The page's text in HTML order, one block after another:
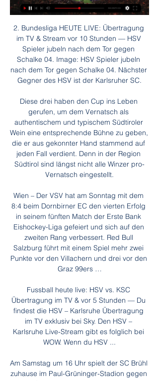
2. Bundesliga HEUTE LIVE: Übertragung im TV & Stream vor 10 Stunden — HSV Spieler jubeln nach dem Tor gegen Schalke 04. Image: HSV Spieler jubeln nach dem Tor gegen Schalke 04. Nächster Gegner des HSV ist der Karlsruher SC.

Diese drei haben den Cup ins Leben gerufen, um dem Vernatsch als authentischem und typischem Südtiroler Wein eine entsprechende Bühne zu geben, die er aus gekonnter Hand stammend auf jeden Fall verdient. Denn in der Region Südtirol sind längst nicht alle Winzer pro-Vernatsch eingestellt.

Wien – Der VSV hat am Sonntag mit dem 8:4 beim Dornbirner EC den vierten Erfolg in seinem fünften Match der Erste Bank Eishockey-Liga gefeiert und sich auf den zweiten Rang verbessert. Red Bull Salzburg führt mit einem Spiel mehr zwei Punkte vor den Villachern und drei vor den Graz 99ers …

Fussball heute live: HSV vs. KSC Übertragung im TV & vor 5 Stunden — Du findest die HSV – Karlsruhe Übertragung im TV exklusiv bei Sky. Den HSV – Karlsruhe Live-Stream gibt es folglich bei WOW. Wenn du HSV ...

Am Samstag um 16 Uhr spielt der SC Brühl zuhause im Paul-Grüninger-Stadion gegen die AC Bellinzona. Zurzeit belegen die Tessiner. 4. Oktober 2019.. Nach der Niederlage gegen den Aufsteiger Etoile Carouge hatten die Brühler einiges gut zu machen und siegten schliesslich verdient mit. 31. August 2019.

Schauen Sie sich mal die Infografik für das Spiel Jönköpings Södra vs IK Brage an - Sporticos.com ist ein Webservice, der Spieltagsprognosen in einer attraktiven Form von Infografiken präsentiert. Cookies policy This website uses cookies for constant improvement of functioning of the service.

pm Ferndorf. Einmal noch alles reinwerfen, einmal noch 60 Minuten volle Power und Konzentration – dann steht die wohlverdiente Pause bevor. Insgesamt 17 Wochen haben die Zweitliga-Handballer des.

Ganser trat 2001 eine Stelle bei der Denkfabrik Avenir Suisse an. Zwei Jahre später trennte man sich von ihm, weil er bei seinen Vorgesetzten mit Verschwörungstheorien Aufsehen erregte und weil man das Prestige und die Glaubwürdigkeit des Thinktanks nicht schädigen wollte. Anschliessend war er kurzzeitig an der ETH Zürich tätig.

Koch und Kozek hatten zu Beginn die besten Gelegenheiten für die Klagenfurter. Nach einer Viertelstunde war es Weihager, der die erste Strafe des Spiels ausfasste, die Gäste blieben aber ungefährlich und vergaben auch ihr 27.. Graz 99ers feiert knappen Auswärtssieg bei Fehervar.

HC Pustertal - Eishockey, Italien. Deutsch; English; Français; Español; Polski; Русский. Fussball; Tennis; Basketball; Eishockey; Handball; Volleyball

Karlsruher SC gegen Hamburger SV: 2. Bundesliga heute 07.08.2023 — Spieltag der 2. Fußball-Bundesliga empfängt der Karlsruher SC den Hamburger SV. So sehen Sie die Partie im TV und im Stream. Karlsruhe – In der ...

Aufstellung | FC Juniors OÖ - Wattens | 10.05.2019 – Holen Sie sich die neuesten Nachrichten, Ergebnisse, Spielpläne, Video-Highlights und mehr von Sky Sport

Nachdem alles angerichtet ist und morgen Abend mit dem Schlager RAPID gegen Salzburg die 46. Saison der Österreichischen Fußball-Bundesliga angepfiffen wird, anbei bitte noch die letzten Daten und Fakten: SK Rapid Wien – FC Red Bull Salzburg Freitag, 26.07.2019, 20:45 Uhr, Allianz Stadion (live bei Sky), Schiedsrichter Alexander Harkam.

Dort entdeckte Red Bull bei Spielen der U7 sein Talent. Heuer im Frühjahr fragte Red Bull wieder um Lukas an – erfolgreich. Schwere Entscheidung Unter anderem kickte der junge Überflieger nun bereits gegen Sturm Graz, Rapid Wien, Admira, London Fulham, Werder Bremen, Karlsruhe, Red Bull Leipzig und Slovan Bratislava.

HSV vs. KSC, Übertragung: 2. Bundesliga heute live im TV 16.04.2022 — HSV vs. KSC, Übertragung: 2. Bundesliga heute live im TV, Livestream und Liveticker. Von Marko Brkic. 16. April 2022 - 07:30 Uhr.

29.08.02, 00:00 Uhr Stehe weiterhin auf der Matte Salih Sahin ist in hiesigen Ringer-Kreisen kein Unbekannter. Zusammen mit seinen zwei Brüdern Murat und Erol wechselte er vor zehn Jahren von.

August um 17.00 Uhr gegen die zweite Mannschaft des Grasshoppers Club Zürich. Ein optimaler Gegner, um erfolgreich in die neue Saison zu starten! Auch infrastrukturell tut sich etwas auf dem Seefeld. Ein neuer Kunstrasen muss her, da der alte Teppich bereits fast 15 Jahre auf dem Buckel hat.

Erlebe USC Münster - Ladies in Black Aachen (Münster) Tickets in Münster: Veranstaltungsinfos Tickets Termine - meinestadt.de. Rubrik auswählen. Münster Schön, dass du da bist. Sag uns bitte kurz, in welchem Ort du suchst. Ort auswählen Veranstaltungen.

2. Bundesliga live: KSC - HSV Übertragung im TV & Stream 03.08.2023 — KSC - HSV live im TV und Stream: 2. Bundesliga heute live sehen! Alle Infos zur Karlsruher SC - Hamburger SV Übertragung im TV & Stream.

Für ein Torfestival sorgten die SCP07-Kicker im ersten Testspiel zur Vorbereitung auf die Bundesliga-Saison 2019/2020. Beim A-Kreisligisten VfB Salzkotten siegten die Paderborner vor 1.500 Zuschauern mit 20:0 (7:0). Gleich drei Mal trugen sich Neuzugang Cauly Oliveira Souza und Ben Zolinski in die Torschützenliste ein.

Adler Mannheim Ergebnisse und Ansetzungen - Verfolgen Sie Adler Mannheim Live Ergebnisse, Ergebnisse, Ansetzungen und Match Details auf Scoreboard.com.

FC Breitenrain . Meisterschaft Promotion League / - / - Spielnummer 105960 Sandreutenen, Münsingen - Hauptplatz Mo 11.11.2019 20:15 FC Münsingen - FC Köniz. FC Thun Berner Oberland II (2. Int.) Trainingsspiele Spielnummer 711330 Sandreutenen, Münsingen - Kunststoffrasenplatz Fr …

2. Liga: So sehen Sie heute HSV gegen KSC im TV & Stream 06.08.2023 — Karlsruher SC – Hamburger SV live im TV & Stream. Das Zweitliga-Duell der beiden Klubs läuft am Sonntag beim Streaming-Anbieter WOW (Anzeige) ...

HSV (Hamburger SV) vs. KSC (Karlsruher SC): TV, LIVE- vor 2 Stunden — Das Spiel Hamburger SV gegen den Karlsruher SC läuft im LIVE-STREAM bei Sky Go. Bei Sky Go können Sky-Kunden mit dem Bundesliga-Paket das ...

Hannover 96 vs. Arminia Bielefeld Tipp Analyse . 6. Spieltag in der zweiten Bundesliga. Ein Spiel, daß eigentlich nur Remis ausgehen kann. Absteiger 96 bisher eher enttäuschend mit einer 1-3-1 Bilanz unterwegs, das dürfte aber eine Folge des großen Personalumbruchs sein, 18 …

Eigentlich ein klares Ding für uns. Von 17 Spielen konnte Augsburg 2 für sich entscheiden, während 10 Siege für uns zu Buche stehen. Leider ist aber ein Augsburger Sieg davon aus der letzten.

Karlsruher SC – HSV live: Wer zeigt die Zweitligapartie 06.08.2023 — Zweiter Spieltag in der 2. Liga. So sehen Sie Karlsruhe gegen Hamburg live im TV und Stream.

Die Fußball-Landesliga Westfalen ist seit der Saison 2012/13 die dritthöchste Spielklasse des Fußball- und Leichtathletik-Verbandes Westfalen im Männerfußball und ist auf der siebthöchsten Ebene des deutschen Ligasystems angesiedelt.

Flughafenmitarbeiter transportieren die Gepäckstücke der Fluggäste von der Gepäckförderanlage ins Flugzeug und wieder zurück zur Gepäckausgabe. Flugbegleiter und Piloten gelangen vom Flughafen aus zu den einzelnen Flugzeugen. In der Schweiz werden von den Flughäfen Genf, Zürich, Basel und Bern einige Stellenangebote bei Jobscout24.

Elf Ligaspiele waren die Steirer seither ungeschlagen. Leon Ilic (21.) und Valentin Grubeck (63.) sorgten für eine 2:0-Führung der Juniors. Lafnitz gelang durch Thorsten Schriebl nur noch der Anschlusstreffer (79.). Für Lafnitz geht es am Dienstag mit dem Nachtragsspiel gegen Spitzenreiter Wattens weiter. Zum Abschluss der 17.

HSV vs. Karlsruher SC: Wer zeigt / überträgt Hamburger vor 4 Stunden — In diesem Artikel erfahrt Ihr, wo Ihr das Duell im TV und Livestream verfolgen könnt. Der HSV trifft heute auf den KSC. © getty. HSV vs ...

HSV gegen KSC im live Welcher Se | Daily Motivation Tips vor 27 Minuten — HSV gegen KSC im live Welcher Se | Mingo Makes It Potte Group 28 Januar 2024 Livestream-TV Seinen letzten Sieg gegen den HSV feierte der KSC ...

Bremen darf nach dem 1:0-Sieg in Hoffenheim weiter von Europa träumen. Die TSG hatte zwar mehr vom Spiel, Werder schlug allerdings einmal eiskalt durch Johannes Eggestein zu. In der zweiten.

Übertragung des 2. Liga-Spiels heute im Free-TV & Stream 03.09.2022 — HSV gegen KSC: Gibt es einen kostenlosen Stream? Für das Spiel zwischen dem HSV und dem KSC wird es einen kostenlosen Live-Stream geben. Auf ...

Kölner Haie - Adler Mannheim DEL - 5 Januar 2018 DEL - Erleben Sie das Eishockey-Spiel zwischen Kölner Haie und Adler Mannheim im LIVE-Scoring bei Eurosport.de.

Tor für Nürnberg Ice Tigers, 1:0 durch Brandon Segal Die Hausherren gehen früh in Führung! Über Umwege kommt der Puck im Drittel der Roosters zu Philippe Dupuis. Der bindet mehrere Gegenspieler und legt dann super ab, so dass Segal freie Bahn hat.

. WER SINGT DAS? Viele haben mich gefragt, wer die Person ist, die dieses Lied singt, manche wundern sich warum es nicht in 100%ig perfektem Deutsch gesungen wurde. Ich erlaube mir nun, euch diese Frage zu beantworten: Diese Person lebt und wohnt auf den Nördlichen Mariannen, einem Inselstaat der zu den USA gehört und sich westlich.

Die SCL Tigers gewinnen zum vierten Mal in Folge in der Liga gegen die Rapperswil-Jona Lakers und können so mit einem ''Bagel'' (6:0!) brutal Revanche nehmen für die Niederlage im Cup-Halbfinal an gleicher Stätte vor zwei Tagen. Das Heimteam hat ganz offensichtlich den Kater nach den Feierlichkeiten des Finaleinzuges noch nicht überwunden.

Die MT Melsungen und die HSG Wetzlar stehen sich zum 25. Mal in der “stärksten Liga der Welt” gegenüber. Einem Derby angemessen: Die Rothenbach-Halle ist.

KSC vs. HSV live: 2. Bundesliga heute im TV und LIVE- 06.08.2023 — Die Partie Karlsruher SC (KSC) vs. Hamburger SV (HSV) startet heute live um 13.30 Uhr im Wildparkstadion von Karlsruhe. Im Duell Nord vs. Süd ...

Spieltags steht unter besonderen Vorzeichen. In der langen Vereinsgeschichte der Fortuna gelang dem Klub noch nie ein Sieg gegen die Wölfe – weder in der 1. noch in der 2. Bundesliga. Der VfL ist in dieser Spielzeit